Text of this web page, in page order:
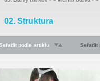
02. Struktura
podle artiklu Seřadit